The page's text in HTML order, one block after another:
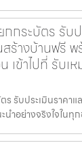
กระบัตร รับป
างบ้านฟรี พ
เข้าไปที่ รับเ
รับประเมินราคา
นำอย่างจริงใจในทุ